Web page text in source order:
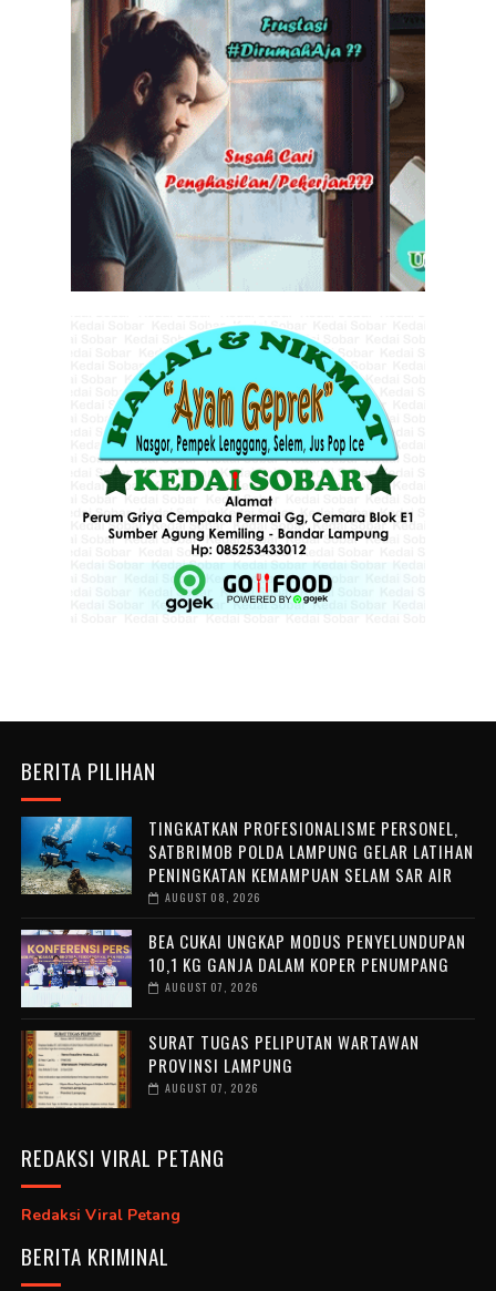
BERITA PILIHAN
TINGKATKAN PROFESIONALISME PERSONEL,
SATBRIMOB POLDA LAMPUNG GELAR LATIHAN
PENINGKATAN KEMAMPUAN SELAM SAR AIR
AUGUST 08, 2026
BEA CUKAI UNGKAP MODUS PENYELUNDUPAN
10,1 KG GANJA DALAM KOPER PENUMPANG
AUGUST 07, 2026
SURAT TUGAS PELIPUTAN WARTAWAN
PROVINSI LAMPUNG
AUGUST 07, 2026
REDAKSI VIRAL PETANG
Redaksi Viral Petang
BERITA KRIMINAL